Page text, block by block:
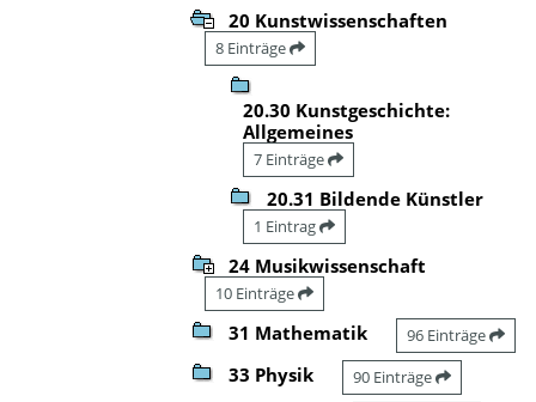
20 Kunstwissenschaften
8 Einträge
20.30 Kunstgeschichte:
Allgemeines
7 Einträge
20.31 Bildende Künstler
1 Eintrag
24 Musikwissenschaft
10 Einträge
31 Mathematik 96 Einträge
33 Physik 90 Einträge